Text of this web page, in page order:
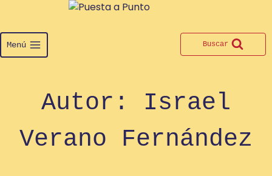
contenido
Menú Buscar
Autor: Israel
Verano Fernández